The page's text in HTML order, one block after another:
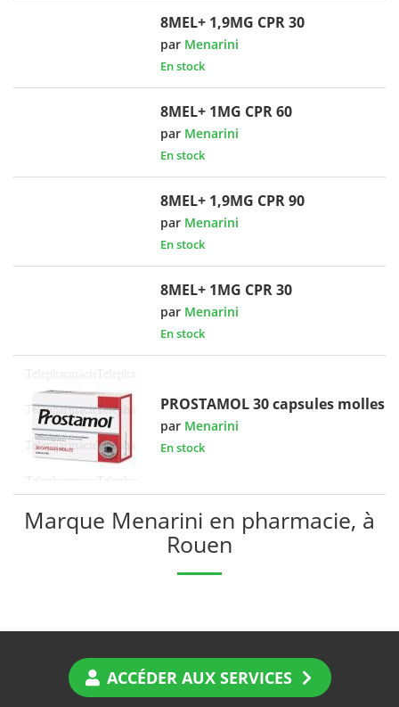
8MEL+ 1,9MG CPR 30
par Menarini
En stock
8MEL+ 1MG CPR 60
par Menarini
En stock
8MEL+ 1,9MG CPR 90
par Menarini
En stock
8MEL+ 1MG CPR 30
par Menarini
En stock
PROSTAMOL 30 capsules molles
par Menarini
En stock
Marque Menarini en pharmacie, à
Rouen
ACCÉDER AUX SERVICES